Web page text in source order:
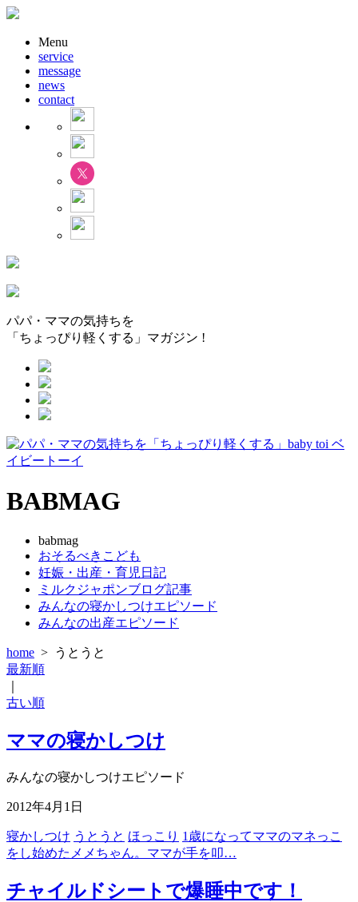
Menu
service
message
news
contact
パパ・ママの気持ちを
「ちょっぴり軽くする」マガジン !
BABMAG
babmag
おそるべきこども
妊娠・出産・育児日記
ミルクジャポンブログ記事
みんなの寝かしつけエピソード
みんなの出産エピソード
home >
うとうと
最新順
古い順
ママの寝かしつけ
みんなの寝かしつけエピソード
2012年4月1日
寝かしつけ うとうと ほっこり 1歳になってママのマネっこ
をし始めたメメちゃん。ママが手を叩…
チャイルドシートで爆睡中です！